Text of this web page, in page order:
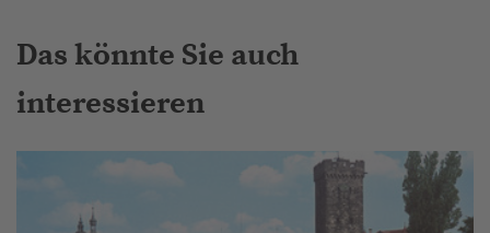
Das könnte Sie auch
interessieren